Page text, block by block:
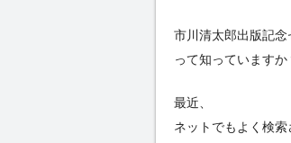
市川清太郎出版記念
って知っていますか
最近、
ネットでもよく検索